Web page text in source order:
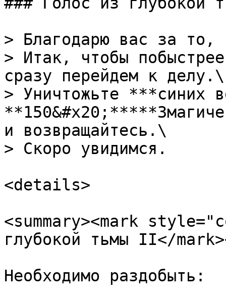
> Благодарю вас за то,
> Итак, чтобы
сразу перейдем к делу.\
> Уничтожьте ***синих
и возвращайтесь.\
> Скоро увидимся.
<details>
<summary><mark
глубокой тьмы II</
Необходимо раздобыть: